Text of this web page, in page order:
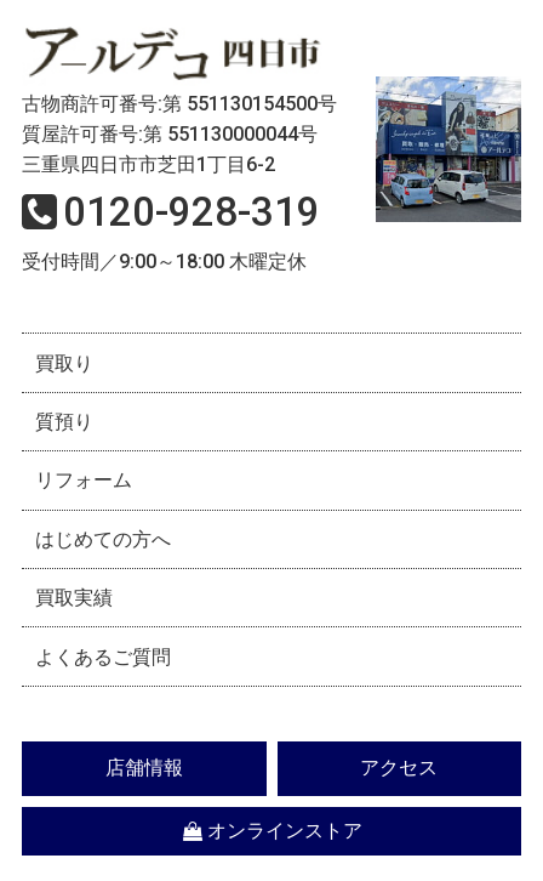
古物商許可番号:第 551130154500号
質屋許可番号:第 551130000044号
三重県四日市市芝田1丁目6-2
0120-928-319
受付時間／9:00～18:00 木曜定休
買取り
質預り
リフォーム
はじめての方へ
買取実績
よくあるご質問
店舗情報 アクセス
オンラインストア